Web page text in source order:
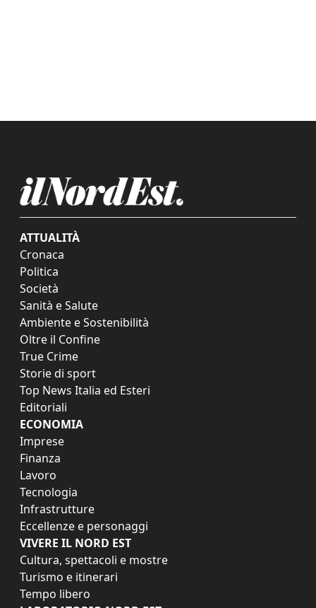
ATTUALITÀ
Cronaca
Politica
Società
Sanità e Salute
Ambiente e Sostenibilità
Oltre il Confine
True Crime
Storie di sport
Top News Italia ed Esteri
Editoriali
ECONOMIA
Imprese
Finanza
Lavoro
Tecnologia
Infrastrutture
Eccellenze e personaggi
VIVERE IL NORD EST
Cultura, spettacoli e mostre
Turismo e itinerari
Tempo libero